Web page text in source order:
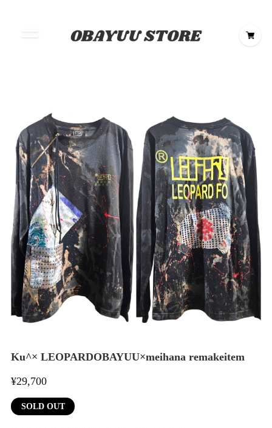
Ku^× LEOPARDOBAYUU×meihana remakeitem
¥29,700
SOLD OUT